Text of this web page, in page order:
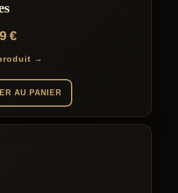
€
→
AU PANIER